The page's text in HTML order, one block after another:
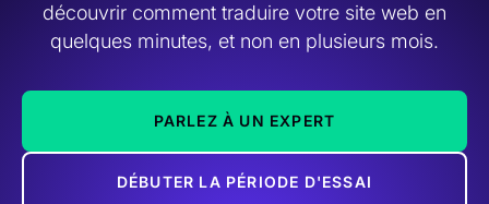
découvrir comment traduire votre site web en
quelques minutes, et non en plusieurs mois.
PARLEZ À UN EXPERT
DÉBUTER LA PÉRIODE D'ESSAI